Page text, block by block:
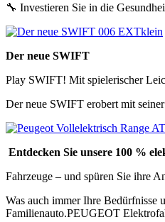
🔧 Investieren Sie in die
Der neue SWIFT
Play SWIFT! Mit spielerischer
Der neue SWIFT erobert mit
Entdecken Sie unsere 100 %
Fahrzeuge – und spüren Sie ihre
Was auch immer Ihre Bedürfnisse
Familienauto.PEUGEOT